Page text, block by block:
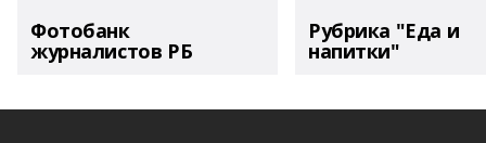
Фотобанк
журналистов РБ
Рубрика "Еда и
напитки"